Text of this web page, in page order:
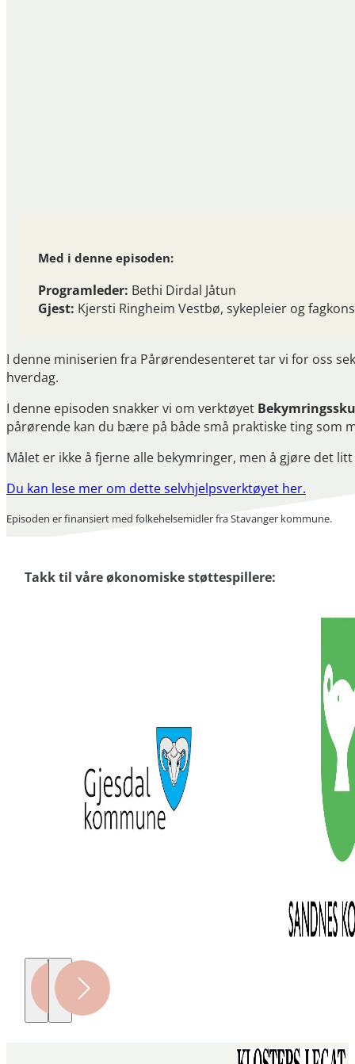
Med i denne episoden:
Programleder: Bethi Dirdal Jåtun
Gjest: Kjersti Ringheim Vestbø, sykepleier og
I denne miniserien fra Pårørendesenteret tar vi for oss
hverdag.
I denne episoden snakker vi om verktøyet
pårørende kan du bære på både små praktiske ting som
Målet er ikke å fjerne alle bekymringer, men å gjøre det
Du kan lese mer om dette selvhjelpsverktøyet her.
Episoden er finansiert med folkehelsemidler fra Stavanger kommune.
Takk til våre økonomiske støttespillere: